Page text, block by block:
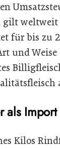
weltweit
für bis zu
und Weise
als Import
Kilos